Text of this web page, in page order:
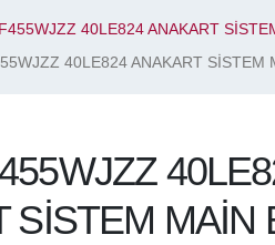
40LE824 ANAKART
40LE824 ANAKART SİSTEM
SİSTEM MAİN